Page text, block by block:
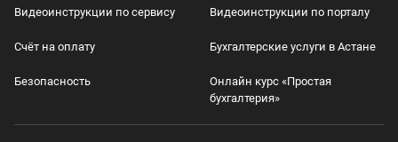
Видеоинструкции по сервису Видеоинструкции по порталу
Счёт на оплату Бухгалтерские услуги в Астане
Безопасность
Онлайн курс «Простая
бухгалтерия»